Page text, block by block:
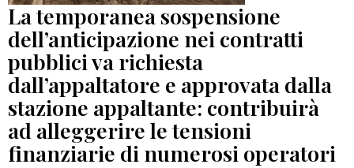
La temporanea sospensione
dell’anticipazione nei contratti
pubblici va richiesta
dall’appaltatore e approvata dalla
stazione appaltante: contribuirà
ad alleggerire le tensioni
finanziarie di numerosi operatori